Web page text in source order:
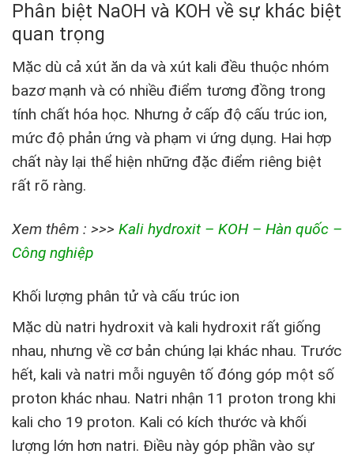
Phân biệt NaOH và KOH về sự khác biệt
quan trọng
Mặc dù cả xút ăn da và xút kali đều thuộc nhóm
bazơ mạnh và có nhiều điểm tương đồng trong
tính chất hóa học. Nhưng ở cấp độ cấu trúc ion,
mức độ phản ứng và phạm vi ứng dụng. Hai hợp
chất này lại thể hiện những đặc điểm riêng biệt
rất rõ ràng.
Xem thêm : >>> Kali hydroxit – KOH – Hàn quốc –
Công nghiệp
Khối lượng phân tử và cấu trúc ion
Mặc dù natri hydroxit và kali hydroxit rất giống
nhau, nhưng về cơ bản chúng lại khác nhau. Trước
hết, kali và natri mỗi nguyên tố đóng góp một số
proton khác nhau. Natri nhận 11 proton trong khi
kali cho 19 proton. Kali có kích thước và khối
lượng lớn hơn natri. Điều này góp phần vào sự